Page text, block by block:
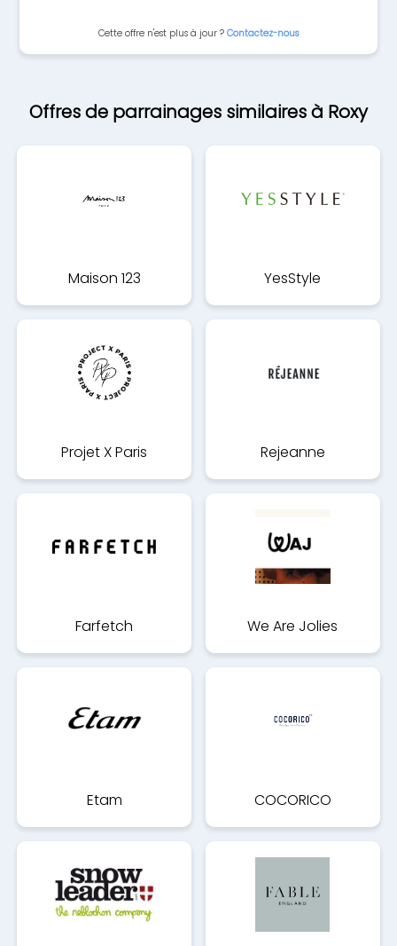
Cette offre n'est plus à jour ? Contactez-nous
Offres de parrainages similaires à Roxy
Maison 123 YesStyle
Projet X Paris Rejeanne
Farfetch We Are Jolies
Etam COCORICO